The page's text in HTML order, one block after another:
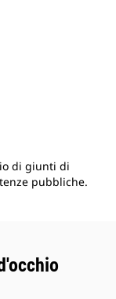
di giunti di
pubbliche.